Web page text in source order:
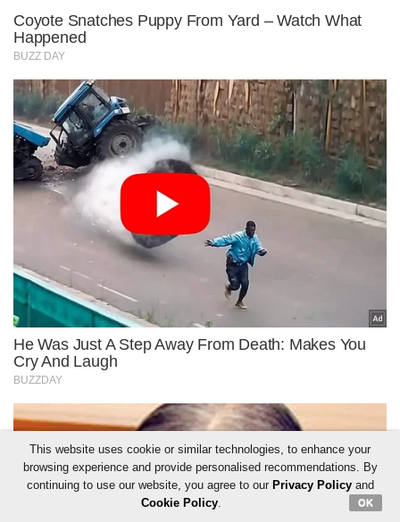
This website uses cookie or similar technologies, to enhance your
browsing experience and provide personalised recommendations. By
continuing to use our website, you agree to our Privacy Policyand
Cookie Policy. OK